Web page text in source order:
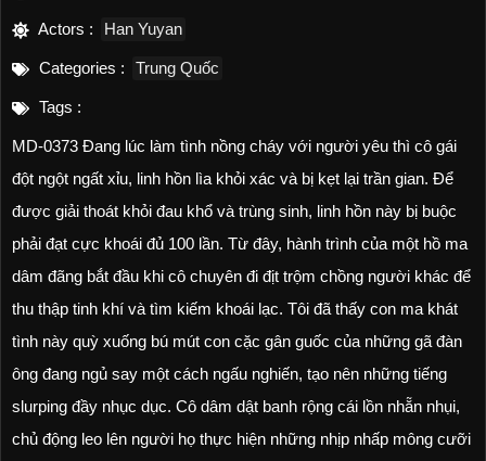
Actors : Han Yuyan
Categories : Trung Quốc
Tags :
MD-0373 Đang lúc làm tình nồng cháy với người yêu thì cô gái
đột ngột ngất xỉu, linh hồn lìa khỏi xác và bị kẹt lại trần gian. Để
được giải thoát khỏi đau khổ và trùng sinh, linh hồn này bị buộc
phải đạt cực khoái đủ 100 lần. Từ đây, hành trình của một hồ ma
dâm đãng bắt đầu khi cô chuyên đi địt trộm chồng người khác để
thu thập tinh khí và tìm kiếm khoái lạc. Tôi đã thấy con ma khát
tình này quỳ xuống bú mút con cặc gân guốc của những gã đàn
ông đang ngủ say một cách ngấu nghiến, tạo nên những tiếng
slurping đầy nhục dục. Cô dâm dật banh rộng cái lồn nhẵn nhụi,
chủ động leo lên người họ thực hiện những nhịp nhấp mông cưỡi